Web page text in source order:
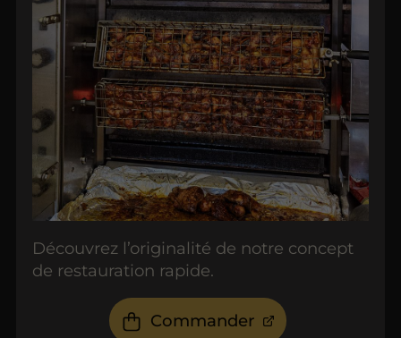
Découvrez l’originalité de notre concept
de restauration rapide.
Commander